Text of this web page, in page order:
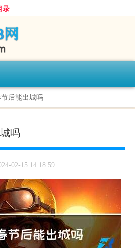
录
后能出城吗
吗
02-15 14:18:59